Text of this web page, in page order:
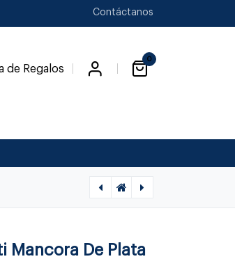
Contáctanos
de Regalos
0
Mancora De Plata